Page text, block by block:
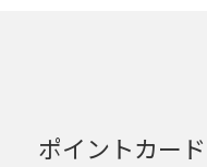
ポイントカード